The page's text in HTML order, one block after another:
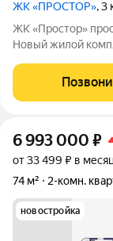
ЖК «ПРОСТОР», 3
ЖК «Простор» пространство света, комфорта и свободы
Новый жилой
жизни для тех,
Главные
6 993 000 ₽
от 33 499 ₽ в месяц
74 м²
2-комн.
новостройка